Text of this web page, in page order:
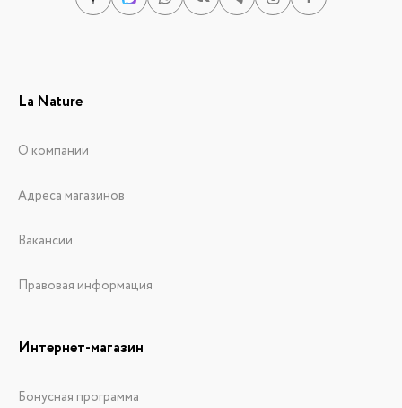
La Nature
О компании
Адреса магазинов
Вакансии
Правовая информация
Интернет-магазин
Бонусная программа